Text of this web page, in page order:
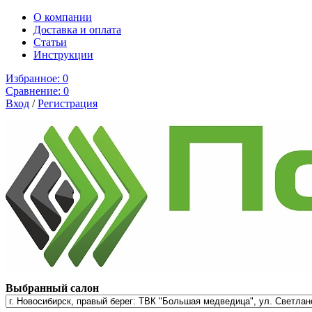
О компании
Доставка и оплата
Cтатьи
Инструкции
Избранное: 0
Сравнение: 0
Вход /Регистрация
Выбранный салон